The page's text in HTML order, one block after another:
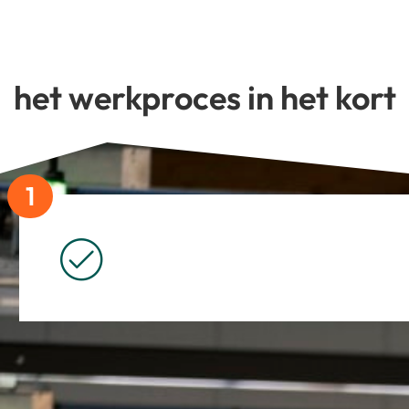
het werkproces in het kort
1